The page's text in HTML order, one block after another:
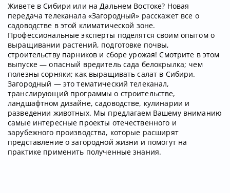
Живете в Сибири или на Дальнем Востоке? Новая
передача телеканала «Загородный» расскажет все о
садоводстве в этой климатической зоне.
Профессиональные эксперты поделятся своим опытом о
выращивании растений, подготовке почвы,
строительству парников и сборе урожая! Смотрите в этом
выпуске — опасный вредитель сада белокрылка; чем
полезны сорняки; как выращивать салат в Сибири.
Загородный — это тематический телеканал,
транслирующий программы о строительстве,
ландшафтном дизайне, садоводстве, кулинарии и
разведении животных. Мы предлагаем Вашему вниманию
самые интересные проекты отечественного и
зарубежного производства, которые расширят
представление о загородной жизни и помогут на
практике применить полученные знания.